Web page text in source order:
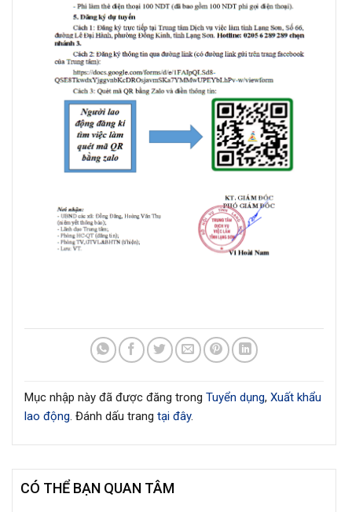
Mục nhập này đã được đăng trong Tuyển dụng, Xuất khẩu
lao động. Đánh dấu trang tại đây.
CÓ THỂ BẠN QUAN TÂM